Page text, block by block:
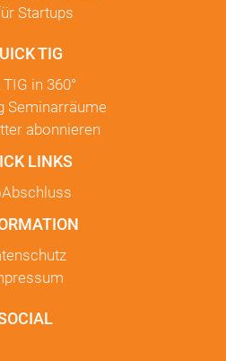
Startups
TIG
TIG in 360°
Seminarräume
abonnieren
LINKS